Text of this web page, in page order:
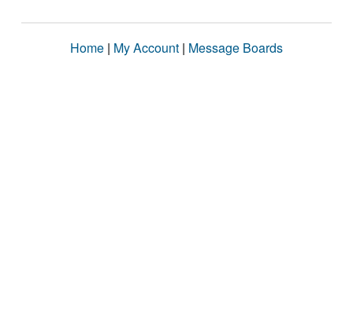
Home | My Account | Message Boards